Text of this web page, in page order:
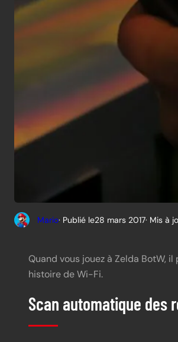
Mario· Publié le28 mars 2017· Mis à
Quand vous jouez à Zelda BotW,
histoire de Wi-Fi.
Scan automatique des